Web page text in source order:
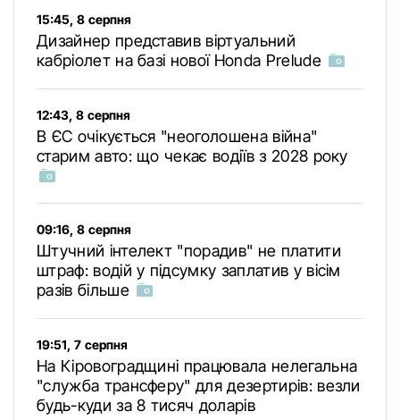
15:45, 8 серпня
Дизайнер представив віртуальний
кабріолет на базі нової Honda Prelude
12:43, 8 серпня
В ЄС очікується "неоголошена війна"
старим авто: що чекає водіїв з 2028 року
09:16, 8 серпня
Штучний інтелект "порадив" не платити
штраф: водій у підсумку заплатив у вісім
разів більше
19:51, 7 серпня
На Кіровоградщині працювала нелегальна
"служба трансферу" для дезертирів: везли
будь-куди за 8 тисяч доларів